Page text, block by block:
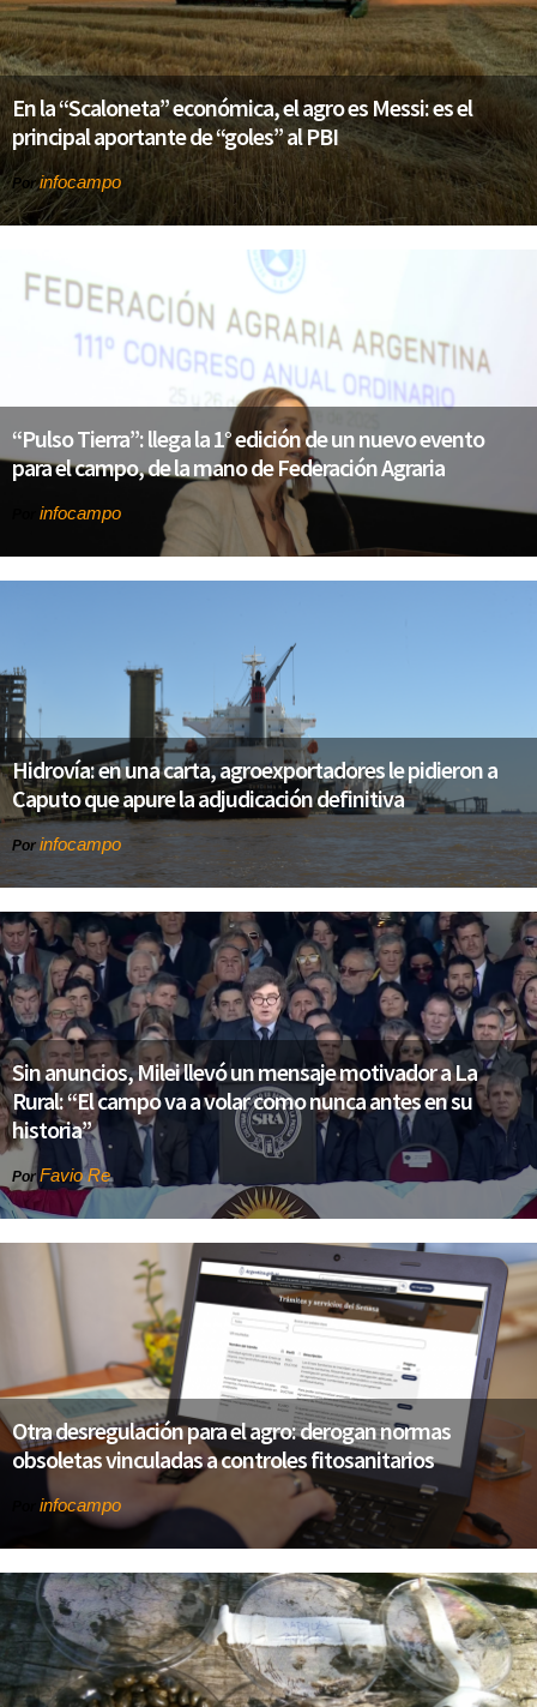
En la “Scaloneta” económica, el agro es Messi: es el
principal aportante de “goles” al PBI
Porinfocampo
“Pulso Tierra”: llega la 1° edición de un nuevo evento
para el campo, de la mano de Federación Agraria
infocampo
Hidrovía: en una carta, agroexportadores le pidieron a
Caputo que apure la adjudicación definitiva
Por infocampo
Sin anuncios, Milei llevó un mensaje motivador a La
Rural: “El campo va a volar como nunca antes en su
historia”
Por Favio Re
Otra desregulación para el agro: derogan normas
obsoletas vinculadas a controles fitosanitarios
infocampo